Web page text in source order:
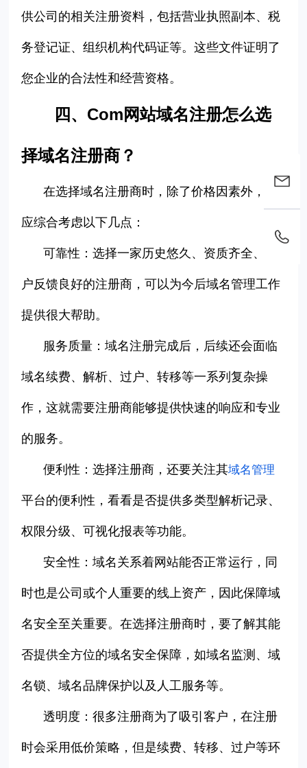
供公司的相关注册资料，包括营业执照副本、税
务登记证、组织机构代码证等。这些文件证明了
您企业的合法性和经营资格。
四、Com网站域名注册怎么选
择域名注册商？
在选择域名注册商时，除了价格因素外，还
应综合考虑以下几点：
可靠性：选择一家历史悠久、 资质齐全、
户反馈良好的注册商，可以为今后域名管理工作
提供很大帮助。
服务质量：域名注册完成后，后续还会面临
域名续费、解析、过户、转移等一系列复杂操
作，这就需要注册商能够提供快速的响应和专业
的服务。
便利性：选择注册商，还要关注其域名管理
平台的便利性，看看是否提供多类型解析记录、
权限分级、可视化报表等功能。
安全性：域名关系着网站能否正常运行，同
时也是公司或个人重要的线上资产，因此保障域
名安全至关重要。在选择注册商时，要了解其能
否提供全方位的域名安全保障，如域名监测、域
名锁、域名品牌保护以及人工服务等。
透明度：很多注册商为了吸引客户，在注册
时会采用低价策略，但是续费、转移、过户等环